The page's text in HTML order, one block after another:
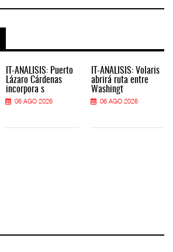
IT-ANÁLISIS: Puerto
Lázaro Cárdenas
incorpora s
06 AGO 2026
IT-ANÁLISIS: Volaris
abrirá ruta entre
Washingt
06 AGO 2026